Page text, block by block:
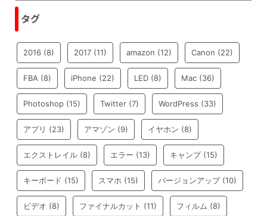
タグ
2016 (8) 2017 (11) amazon (12) Canon (22)
FBA (8) iPhone (22) LED (8) Mac (36)
Photoshop (15) Twitter (7) WordPress (33)
アプリ (23) アマゾン (9) イヤホン (8)
エクストレイル (8) エラー (13) キャンプ(15)
キーボード (15) スマホ (15) バージョンアップ(10)
ビデオ (8) ファイナルカット (11) フィルム (8)